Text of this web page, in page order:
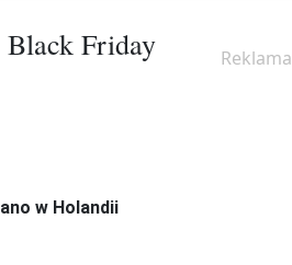
Black Friday
w Holandii
Reklama